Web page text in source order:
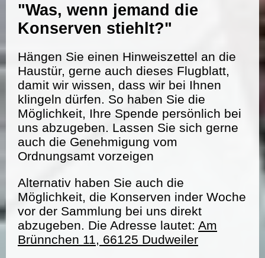
"Was, wenn jemand die
Konserven stiehlt?"
Hängen Sie einen Hinweiszettel an die
Haustür, gerne auch dieses Flugblatt,
damit wir wissen, dass wir bei Ihnen
klingeln dürfen. So haben Sie die
Möglichkeit, Ihre Spende persönlich bei
uns abzugeben. Lassen Sie sich gerne
auch die Genehmigung vom
Ordnungsamt vorzeigen
Alternativ haben Sie auch die
Möglichkeit, die Konserven inder Woche
vor der Sammlung bei uns direkt
abzugeben. Die Adresse lautet: Am
Brünnchen 11, 66125 Dudweiler